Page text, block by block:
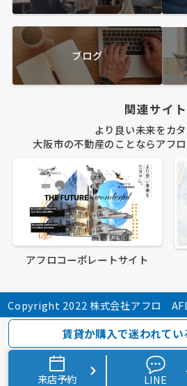
ブログ
関連サイト
より良い未来をカタ
大阪市の不動産のことならアフロ
アフロコーポレートサイト
Copyright 2022 株式会社アフロ
賃貸か購入で迷われてい
来店予約 LINE